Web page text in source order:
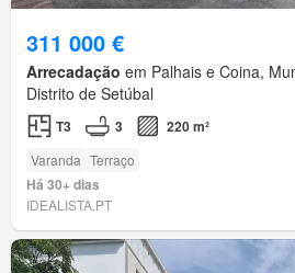
311 000 €
Arrecadação em Palhais e Coina,
Distrito de Setúbal
T3 3 220 m²
Varanda Terraço
Há 30+ dias
IDEALISTA.PT